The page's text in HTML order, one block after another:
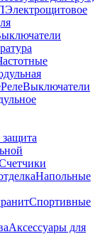
Электрощитовое
РелеВыключатели
Напольные
Спортивные
Аксессуары для